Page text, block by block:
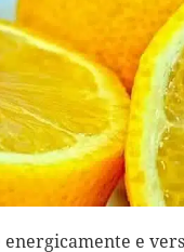
energicamente e